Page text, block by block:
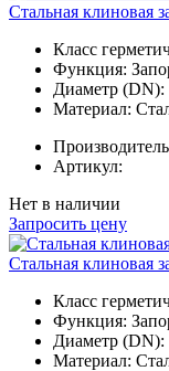
Стальная клиновая
Класс
Функция:
Диаметр (DN):
Материал:
Артикул:
Нет в наличии
Запросить цену
Стальная клиновая
Класс
Функция:
Диаметр (DN):
Материал: